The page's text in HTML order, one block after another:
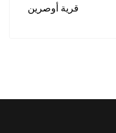
قرية أوصرين